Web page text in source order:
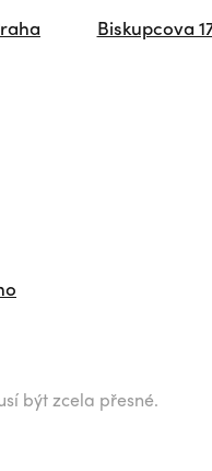
Biskupcova
být zcela přesné.